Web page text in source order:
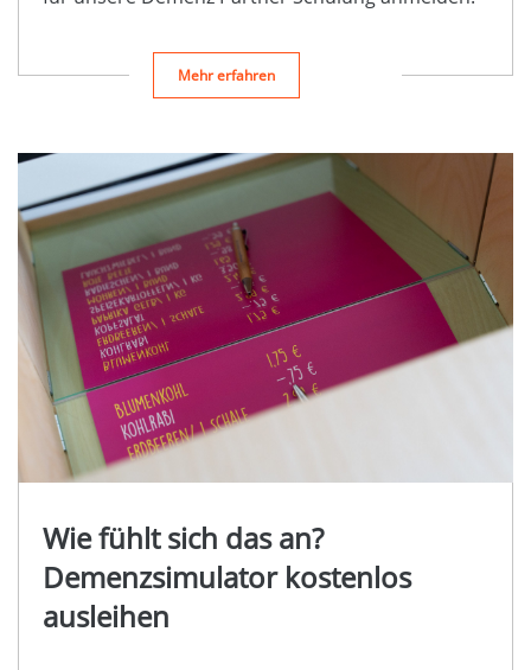
Mehr erfahren
Wie fühlt sich das an?
Demenzsimulator kostenlos
ausleihen